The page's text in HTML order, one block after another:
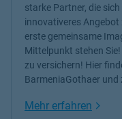
starke Partner, die
innovativeres
erste gemeinsame
Mittelpunkt stehen
zu versichern! Hier
BarmeniaGothaer und
Mehr erfahren Link